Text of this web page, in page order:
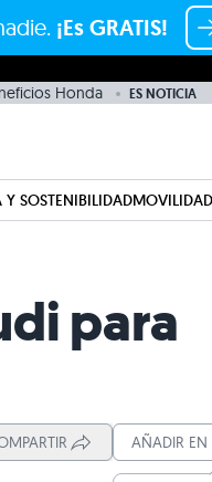
¡Es GRATIS!
Honda ES NOTICIA
Y SOSTENIBILIDADMOVILIDAD
para
AÑADIR EN